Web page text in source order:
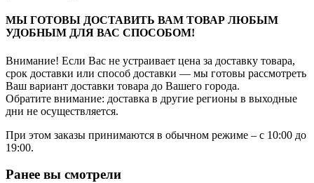
МЫ ГОТОВЫ ДОСТАВИТЬ ВАМ ТОВАР ЛЮБЫМ
УДОБНЫМ ДЛЯ ВАС СПОСОБОМ!
Внимание! Если Вас не устраивает цена за доставку товара,
срок доставки или способ доставки — мы готовы рассмотреть
Ваш вариант доставки товара до Вашего города.
Обратите внимание: доставка в другие регионы в выходные
дни не осуществляется.
При этом заказы принимаются в обычном режиме – с 10:00 до
19:00.
Ранее вы смотрели